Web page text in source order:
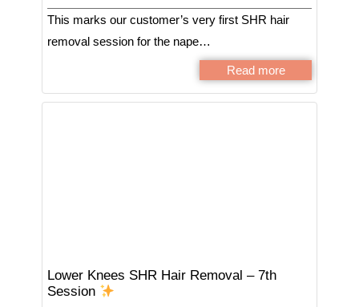
This marks our customer’s very first SHR hair
removal session for the nape…
Read more
Lower Knees SHR Hair Removal – 7th
Session